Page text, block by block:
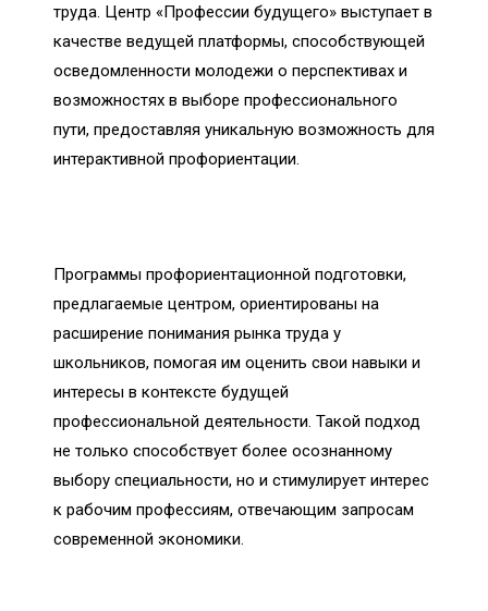
труда. Центр «Профессии будущего» выступает в
качестве ведущей платформы, способствующей
осведомленности молодежи о перспективах и
возможностях в выборе профессионального
пути, предоставляя уникальную возможность для
интерактивной профориентации.
Программы профориентационной подготовки,
предлагаемые центром, ориентированы на
расширение понимания рынка труда у
школьников, помогая им оценить свои навыки и
интересы в контексте будущей
профессиональной деятельности. Такой подход
не только способствует более осознанному
выбору специальности, но и стимулирует интерес
к рабочим профессиям, отвечающим запросам
современной экономики.